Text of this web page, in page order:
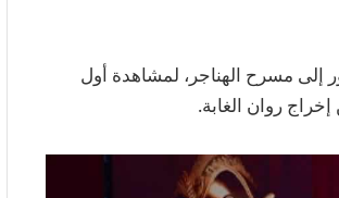
إلى مسرح الهناجر، لمشاهدة أول
روان الغابة.